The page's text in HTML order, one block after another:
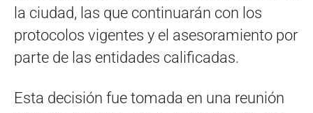
la ciudad, las que continuarán con los
protocolos vigentes y el asesoramiento por
parte de las entidades calificadas.
Esta decisión fue tomada en una reunión